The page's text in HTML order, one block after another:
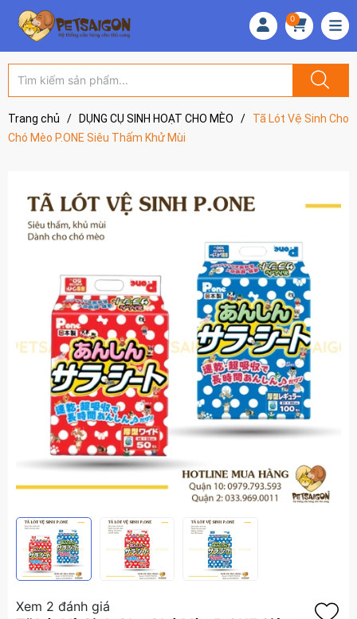
0
Trang chủ / DỤNG CỤ SINH HOẠT CHO MÈO /
Tã Lót Vệ Sinh Cho
Chó Mèo P.ONE Siêu Thấm Khử Mùi
Xem 2 đánh giá